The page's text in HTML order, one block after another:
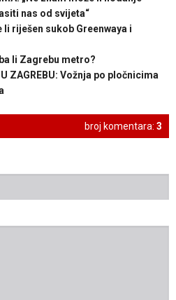
nas od svijeta“
li riješen sukob Greenwaya i
li Zagrebu metro?
U ZAGREBU: Vožnja po pločnicima
broj komentara: 3